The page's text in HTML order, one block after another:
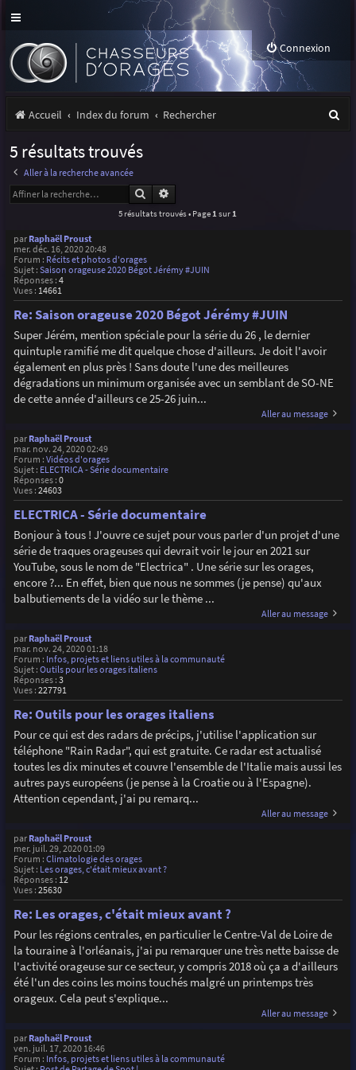
Connexion
Accueil Index du forum Rechercher
e
5 résultats trouvés
Aller à la recherche avancée
Rechercher
5 résultats trouvés • Page 1 sur 1
par Raphaël Proust
mer. déc. 16, 2020 20:48
Forum : Récits et photos d'orages
Sujet : Saison orageuse 2020 Bégot Jérémy #JUIN
Réponses : 4
Vues : 14661
Re: Saison orageuse 2020 Bégot Jérémy #JUIN
Super Jérém, mention spéciale pour la série du 26 , le dernier
quintuple ramifié me dit quelque chose d'ailleurs. Je doit l'avoir
également en plus près ! Sans doute l'une des meilleures
dégradations un minimum organisée avec un semblant de SO-NE
de cette année d'ailleurs ce 25-26 juin...
Aller au message
par Raphaël Proust
mar. nov. 24, 2020 02:49
Forum : Vidéos d'orages
Sujet : ELECTRICA - Série documentaire
Réponses : 0
Vues : 24603
ELECTRICA - Série documentaire
Bonjour à tous ! J'ouvre ce sujet pour vous parler d'un projet d'une
série de traques orageuses qui devrait voir le jour en 2021 sur
YouTube, sous le nom de "Electrica" . Une série sur les orages,
encore ?... En effet, bien que nous ne sommes (je pense) qu'aux
balbutiements de la vidéo sur le thème ...
Aller au message
par Raphaël Proust
mar. nov. 24, 2020 01:18
Forum : Infos, projets et liens utiles à la communauté
Sujet : Outils pour les orages italiens
Réponses : 3
Vues : 227791
Re: Outils pour les orages italiens
Pour ce qui est des radars de précips, j'utilise l'application sur
téléphone "Rain Radar", qui est gratuite. Ce radar est actualisé
toutes les dix minutes et couvre l'ensemble de l'Italie mais aussi les
autres pays européens (je pense à la Croatie ou à l'Espagne).
Attention cependant, j'ai pu remarq...
Aller au message
par Raphaël Proust
mer. juil. 29, 2020 01:09
Forum : Climatologie des orages
Sujet : Les orages, c'était mieux avant ?
Réponses : 12
Vues : 25630
Re: Les orages, c'était mieux avant ?
Pour les régions centrales, en particulier le Centre-Val de Loire de
la touraine à l'orléanais, j'ai pu remarquer une très nette baisse de
l'activité orageuse sur ce secteur, y compris 2018 où ça a d'ailleurs
été l'un des coins les moins touchés malgré un printemps très
orageux. Cela peut s'explique...
Aller au message
par Raphaël Proust
ven. juil. 17, 2020 16:46
Forum : Infos, projets et liens utiles à la communauté